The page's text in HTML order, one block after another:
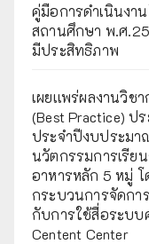
คู่มือการดำเนินงา
สถานศึกษา พ.ศ
มีประสิทธิภาพ
เผยเเพร่ผลงานวิช
(Best Practice) ป
ประจำปีงบประมา
นวัตกรรมการเรีย
อาหารหลัก 5 หมู่ โ
กระบวนการจัดกา
กับการใช้สื่อระบบ
Centent Center